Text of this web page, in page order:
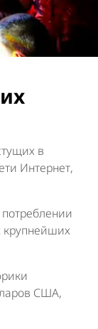
в
Интернет,
крупнейших
США,